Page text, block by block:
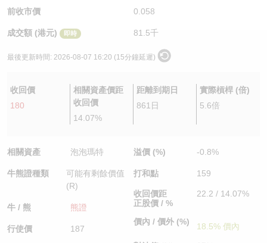
前收市價 0.058
成交額 (港元) 即時 81.5千
最後更新時間: 2026-08-07 16:20 (15分鐘延遲)
收回價
180
相關資產價距
收回價
14.07%
距離到期日
861日
實際槓桿 (倍)
5.6倍
相關資產 泡泡瑪特
牛熊證種類
可能有剩餘價值
(R)
牛 / 熊 熊證
行使價 187
溢價 (%) -0.8%
打和點 159
收回價距
正股價 / %
22.2 / 14.07%
價內 / 價外 (%) 18.5% 價內
認股證/牛熊證日誌
認股證文件及公告
牛熊證到期結算價查詢
牛熊證分析儀
牛熊證文件及公告
中資ETFs溢價比較
AH 股價對照